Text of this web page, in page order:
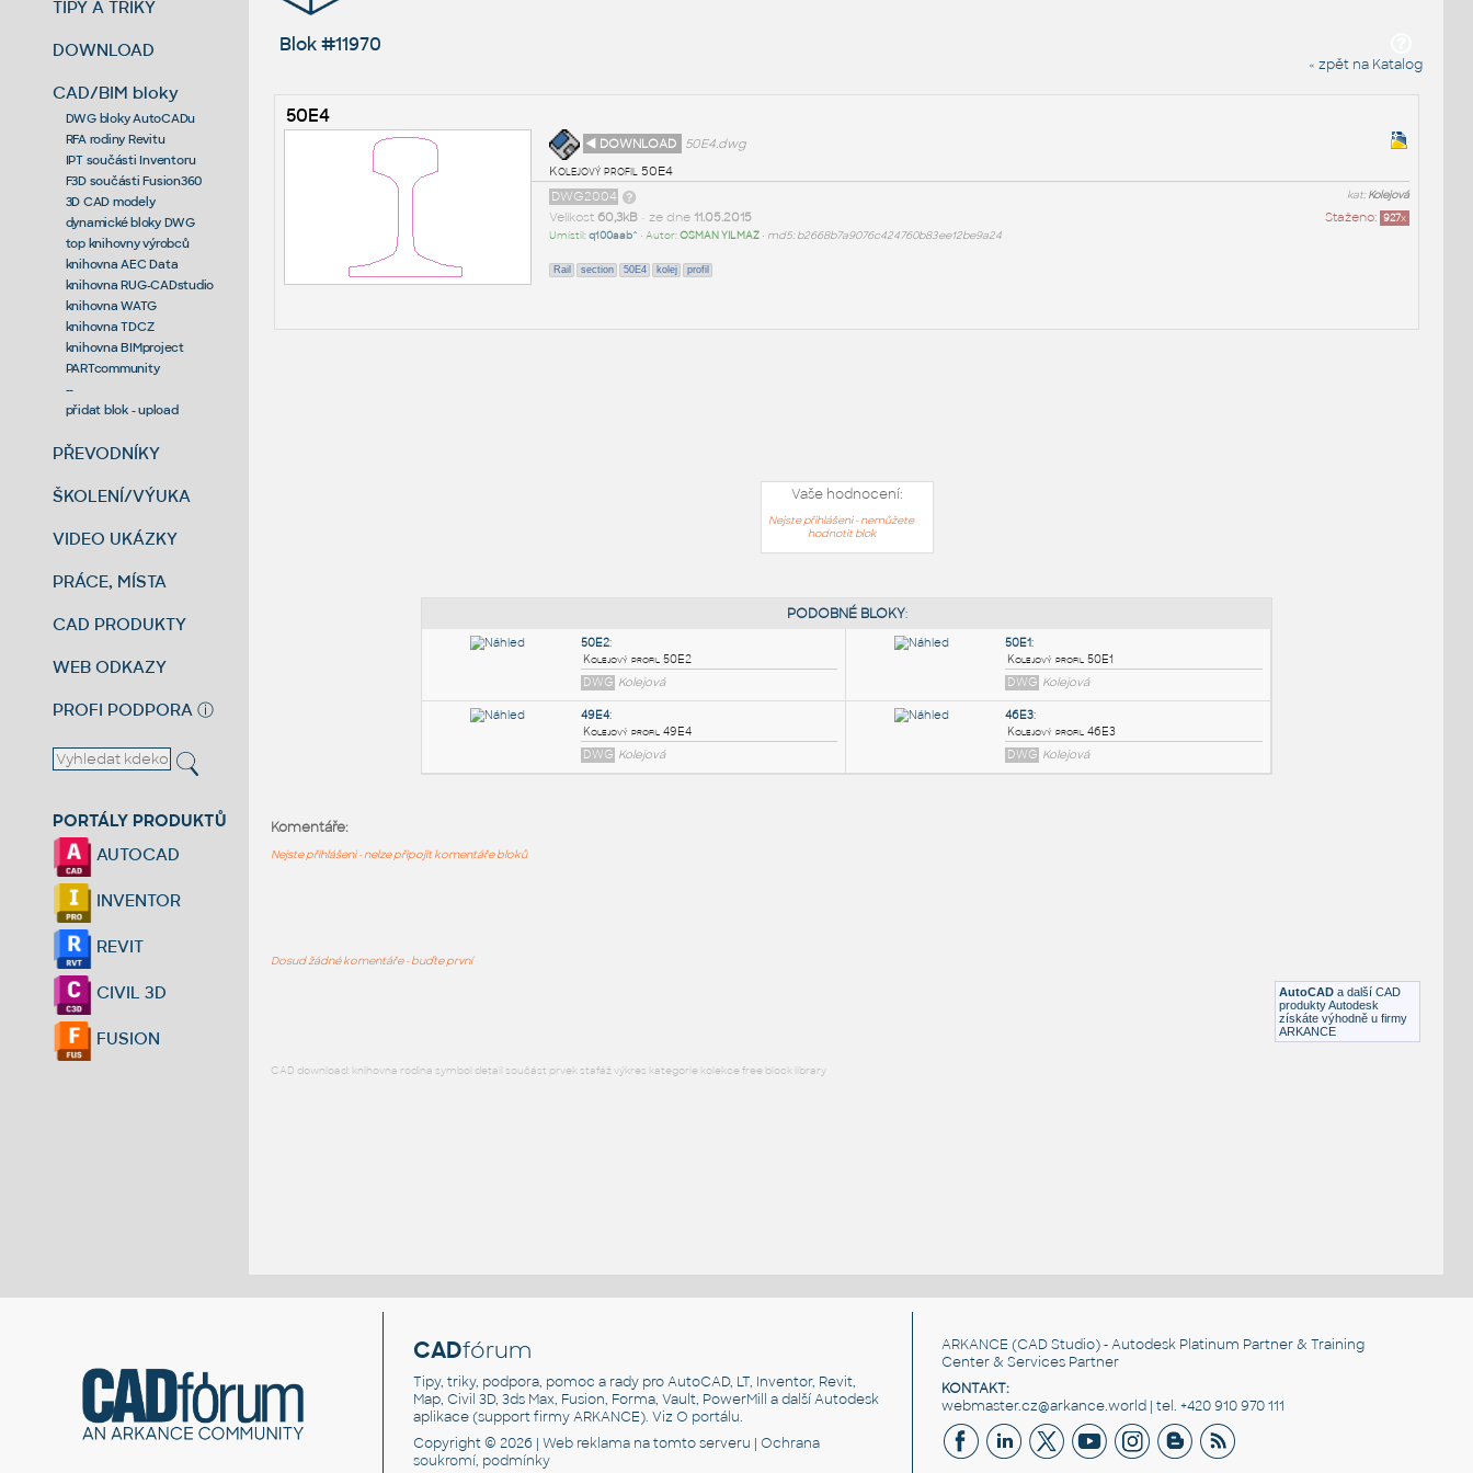
TIPY A TRIKY
DOWNLOAD
CAD/BIM bloky
DWG bloky AutoCADu
RFA rodiny Revitu
IPT součásti Inventoru
F3D součásti Fusion360
3D CAD modely
dynamické bloky DWG
top knihovny výrobců
knihovna AEC Data
knihovna RUG-CADstudio
knihovna WATG
knihovna TDCZ
knihovna BIMproject
PARTcommunity
--
přidat blok - upload
PŘEVODNÍKY
ŠKOLENÍ/VÝUKA
VIDEO UKÁZKY
PRÁCE, MÍSTA
CAD PRODUKTY
WEB ODKAZY
PROFI PODPORA ⓘ
PORTÁLY PRODUKTŮ
AUTOCAD
INVENTOR
REVIT
CIVIL 3D
FUSION
Blok #11970
« zpět na Katalog
50E4
◄ DOWNLOAD
50E4.dwg
Kolejový profil 50E4
kat:Kolejová
DWG2004
Staženo: 927x
Velikost 60,3kB• ze dne 11.05.2015
Umístil:q100aab^ • Autor:OSMAN YILMAZ• md5: b2668b7a9076c424760b83ee12be9a24
Rail section 50E4 kolej profil
Vaše hodnocení:
Nejste přihlášeni - nemůžete
hodnotit blok
AutoCAD a další CAD
produkty Autodesk
získáte výhodně u firmy
ARKANCE
Komentáře:
Nejste přihlášeni - nelze připojit komentáře bloků
Dosud žádné komentáře - buďte první
CAD download: knihovna rodina symbol detail součást prvek stafáž výkres kategorie kolekce free block library
CADfórum
Tipy, triky, podpora, pomoc a rady pro AutoCAD, LT, Inventor, Revit,
Map, Civil 3D, 3ds Max, Fusion, Forma, Vault, PowerMill a další Autodesk
aplikace (support firmy ARKANCE). VizO portálu.
Copyright © 2026 |Web reklama na tomto serveru |Ochrana
soukromí, podmínky
ARKANCE (CAD Studio) - Autodesk Platinum Partner & Training
Center & Services Partner
KONTAKT:
webmaster.cz@arkance.world | tel. +420 910 970 111